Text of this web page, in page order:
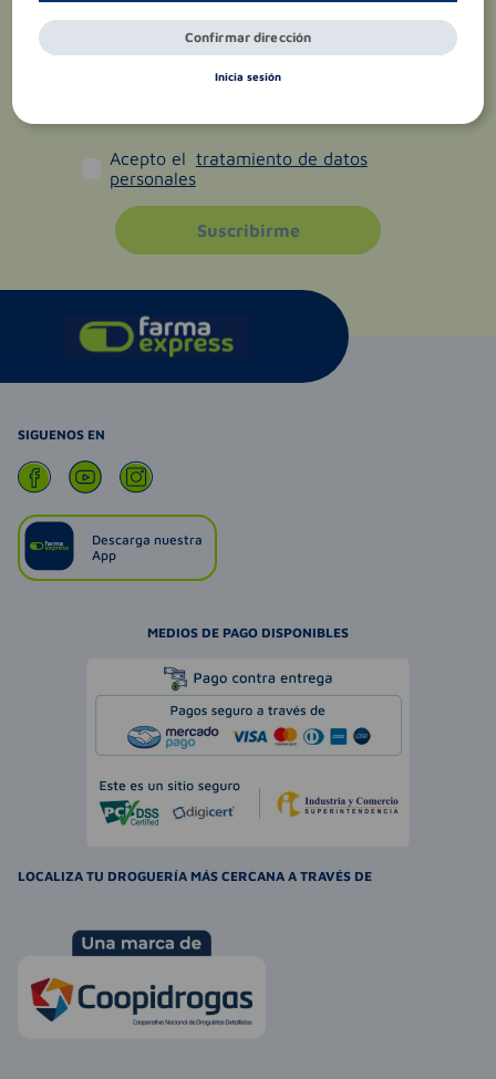
Acepto el tratamiento de datos
personales
Suscribirme
SIGUENOS EN
Descarga nuestra
App
MEDIOS DE PAGO DISPONIBLES
LOCALIZA TU DROGUERÍA MÁS CERCANA A TRAVÉS DE
Confirmar dirección
Inicia sesión